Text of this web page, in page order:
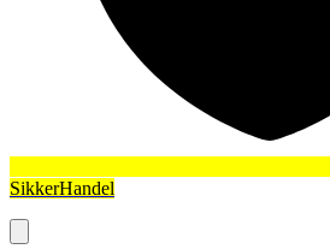
SikkerHandel